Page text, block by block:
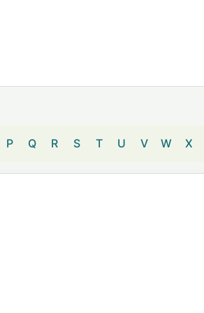
P Q R S T U V W X